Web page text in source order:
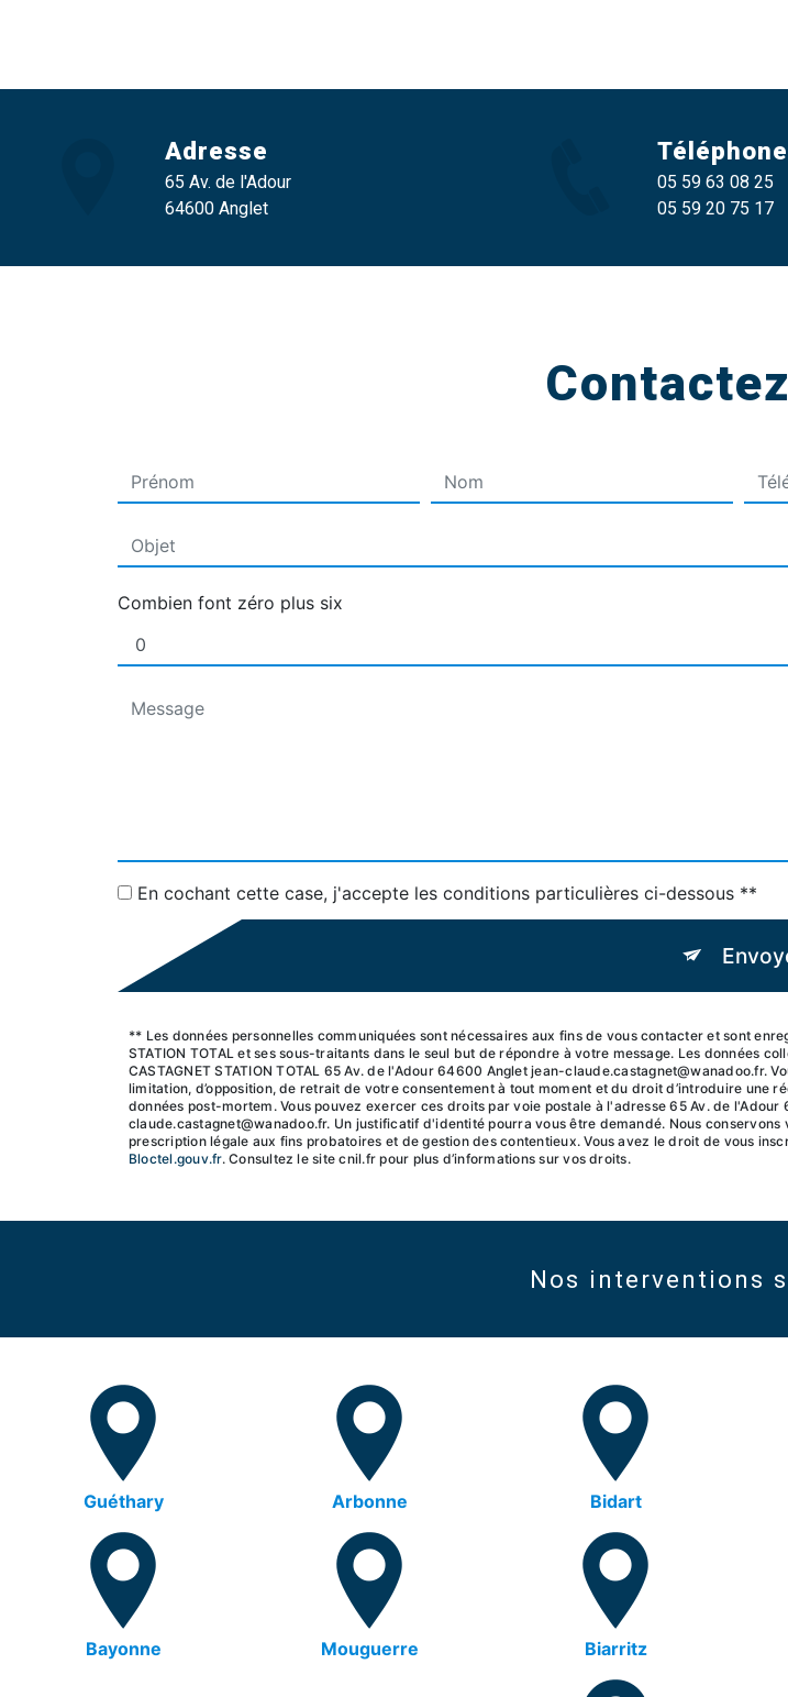
Adresse
65 Av. de l'Adour
64600 Anglet
05 59 63 08 25
05 59 20 75 17
Combien font zéro plus six
En cochant cette case, j'accepte les conditions particulières ci-dessous **
** Les données personnelles communiquées sont nécessaires aux fins de vous contacter et sont
STATION TOTAL et ses sous-traitants dans le seul but de répondre à votre message. Les données
CASTAGNET STATION TOTAL 65 Av. de l'Adour 64600 Anglet jean-claude.castagnet@wanadoo.fr.
limitation, d’opposition, de retrait de votre consentement à tout moment et du droit d’introduire une
données post-mortem. Vous pouvez exercer ces droits par voie postale à l'adresse 65 Av. de
claude.castagnet@wanadoo.fr. Un justificatif d'identité pourra vous être demandé. Nous
prescription légale aux fins probatoires et de gestion des contentieux. Vous avez le droit de vous
Bloctel.gouv.fr. Consultez le site cnil.fr pour plus d’informations sur vos droits.
Nos interventions
Guéthary Arbonne Bidart
Bayonne Mouguerre Biarritz